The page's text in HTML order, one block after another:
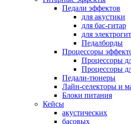
Педали эффектов
для акустики
для бас-гитар
для
Педалборды
Процессоры
Процессоры
Процессоры
Педали-тюнеры
Лайн-селекторы и
Блоки питания
Кейсы
акустических
басовых